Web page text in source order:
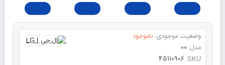
وضعیت موجودی: ناموجود
مدل: 00
SKU:
45110906